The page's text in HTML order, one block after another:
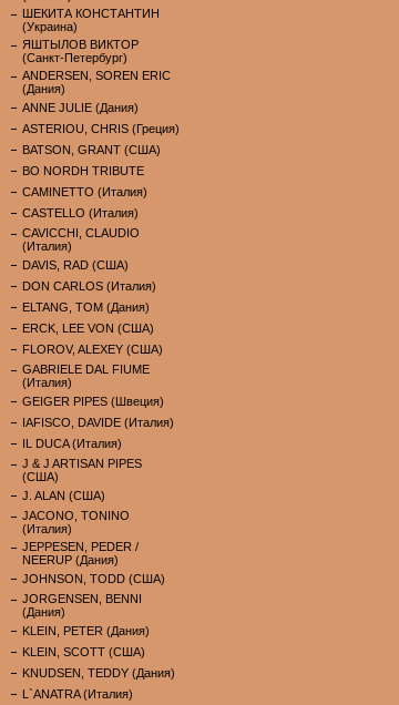
ШЕКИТА КОНСТАНТИН
(Украина)
ЯШТЫЛОВ ВИКТОР
(Санкт-Петербург)
ANDERSEN, SOREN ERIC
(Дания)
ANNE JULIE (Дания)
ASTERIOU, CHRIS (Греция)
BATSON, GRANT (США)
BO NORDH TRIBUTE
CAMINETTO (Италия)
CASTELLO (Италия)
CAVICCHI, CLAUDIO
(Италия)
DAVIS, RAD (США)
DON CARLOS (Италия)
ELTANG, TOM (Дания)
ERCK, LEE VON (США)
FLOROV, ALEXEY (США)
GABRIELE DAL FIUME
(Италия)
GEIGER PIPES (Швеция)
IAFISCO, DAVIDE (Италия)
IL DUCA (Италия)
J & J ARTISAN PIPES
(США)
J. ALAN (США)
JACONO, TONINO
(Италия)
JEPPESEN, PEDER /
NEERUP (Дания)
JOHNSON, TODD (США)
JORGENSEN, BENNI
(Дания)
KLEIN, PETER (Дания)
KLEIN, SCOTT (США)
KNUDSEN, TEDDY (Дания)
L`ANATRA (Италия)